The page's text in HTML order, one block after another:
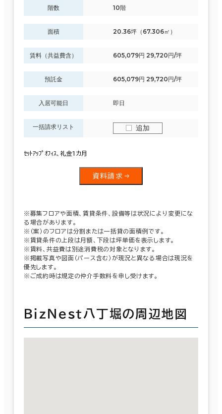
階数 10階
面積 20.36坪（67.306㎡）
賃料（共益費含） 605,079円 29,720円/坪
預託金 605,079円 29,720円/坪
入居可能日 即日
一括請求リスト 追加
ｾｯﾄｱｯﾌﾟｵﾌｨｽ、礼金1カ月
資料請求
※募集フロアや面積、賃貸条件、設備等は状況により変更にな
る場合があります。
※（案）のフロアは分割または一括貸の面積例です。
※賃貸条件の上段は月額、下段は坪単価を表示します。
※賃料、共益費は別途消費税の対象となります。
※掲載写真や図面（パース含む）が現況と異なる場合は現況を
優先します。
※ご成約時は規定の仲介手数料を申し受けます。
ＢｉｚＮｅｓｔ八丁堀の周辺地図